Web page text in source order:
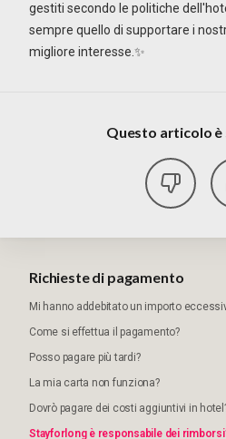
gestiti secondo le politiche
sempre quello di supportare i
migliore interesse.✨
Questo articolo
Richieste di pagamento
Mi hanno addebitato un importo
Come si effettua il pagamento?
Posso pagare più tardi?
La mia carta non funziona?
Dovrò pagare dei costi aggiuntivi in
Stayforlong è responsabile dei